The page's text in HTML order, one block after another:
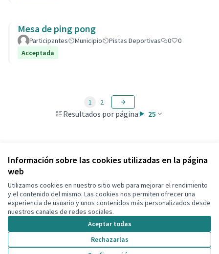
Información sobre las cookies utilizadas en la página
web
Utilizamos cookies en nuestro sitio web para mejorar el rendimiento
y el contenido del mismo. Las cookies nos permiten ofrecer una
experiencia de usuario y unos contenidos más personalizados desde
nuestros canales de redes sociales.
Aceptar todas
Rechazarlas
Mesa de ping pong
Participantes Municipio Pistas Deportivas 0
0
Acceptada
Resultados por página: 25
1 2
Ver todas las propuestas retiradas
Términos y condiciones de uso
Configuración de cookies
Decidim Calafell en X
(Enlace externo)
Decidim Calafell en Facebook
Decidim Calafell en YouTube
Decidim Calafell en GitHub
(Enlace externo)
Con licencia
(Enlace